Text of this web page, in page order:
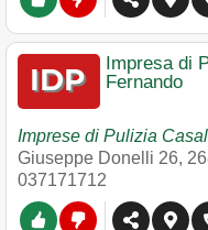
Impresa di
Fernando
Imprese di Pulizia
Giuseppe Donelli 26,
037171712